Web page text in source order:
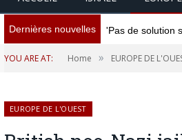
Dernières nouvelles 'Pas de solution
YOU ARE AT: Home » EUROPE DE
EUROPE DE L'OUEST